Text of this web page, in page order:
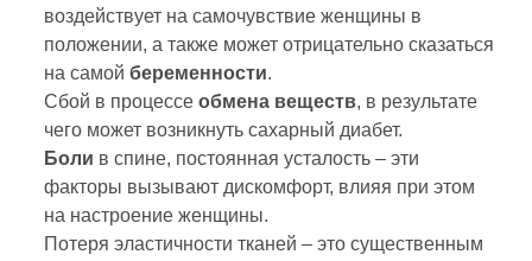
воздействует на самочувствие женщины в
положении, а также может отрицательно сказаться
на самой беременности.
Сбой в процессе обмена веществ, в результате
чего может возникнуть сахарный диабет.
Боли в спине, постоянная усталость – эти
факторы вызывают дискомфорт, влияя при этом
на настроение женщины.
Потеря эластичности тканей – это существенным